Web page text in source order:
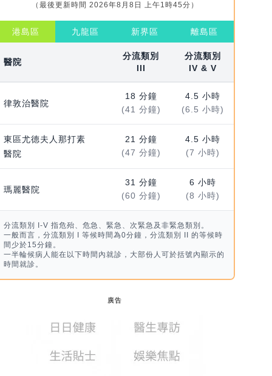
（最後更新時間 2026年8月8日 上午1時45分）
港島區 九龍區 新界區 離島區
醫院
分流類別
III
分流類別
IV & V
律敦治醫院
18 分鐘
(41 分鐘)
4.5 小時
(6.5 小時)
東區尤德夫人那打素
醫院
21 分鐘
(47 分鐘)
4.5 小時
(7 小時)
瑪麗醫院
31 分鐘
(60 分鐘)
6 小時
(8 小時)
分流類別 I-V 指危殆、危急、緊急、次緊急及非緊急類別。
一般而言，分流類別 I 等候時間為0分鐘，分流類別 II 的等候時
間少於15分鐘。
一半輪候病人能在以下時間內就診，大部份人可於括號內顯示的
時間就診。
廣告